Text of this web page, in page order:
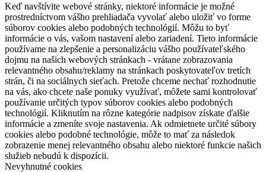
Keď navštívite webové stránky, niektoré informácie je možné
prostredníctvom vášho prehliadača vyvolať alebo uložiť vo forme
súborov cookies alebo podobných technológií. Môžu to byť
informácie o vás, vašom nastavení alebo zariadení. Tieto informácie
používame na zlepšenie a personalizáciu vášho používateľského
dojmu na našich webových stránkach - vrátane zobrazovania
relevantného obsahu/reklamy na stránkach poskytovateľov tretích
strán, či na sociálnych sieťach. Pretože chceme nechať rozhodnutie
na vás, ako chcete naše ponuky využívať, môžete sami kontrolovať
používanie určitých typov súborov cookies alebo podobných
technológií. Kliknutím na rôzne kategórie nadpisov získate ďalšie
informácie a zmeníte svoje nastavenia. Ak odmietnete určité súbory
cookies alebo podobné technológie, môže to mať za následok
zobrazenie menej relevantného obsahu alebo niektoré funkcie našich
služieb nebudú k dispozícii.
Nevyhnutné cookies